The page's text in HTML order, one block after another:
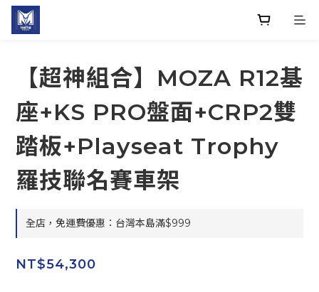
【超神組合】MOZA R12基
座+KS PRO盤面+CRP2雙
踏板+Playseat Trophy
羅技聯名賽車架
全店，免運費優惠：台灣本島滿$999
NT$54,300